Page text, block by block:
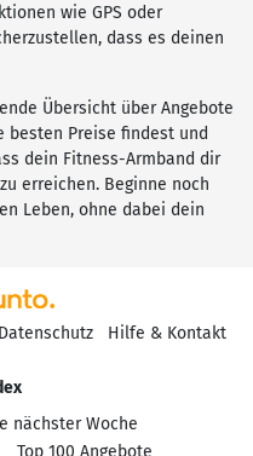
wie GPS oder
dass es deinen
Übersicht über Angebote
besten Preise findest und
dein Fitness-Armband dir
erreichen. Beginne noch
Leben, ohne dabei dein
Datenschutz Hilfe & Kontakt
nächster Woche
Top 100 Angebote